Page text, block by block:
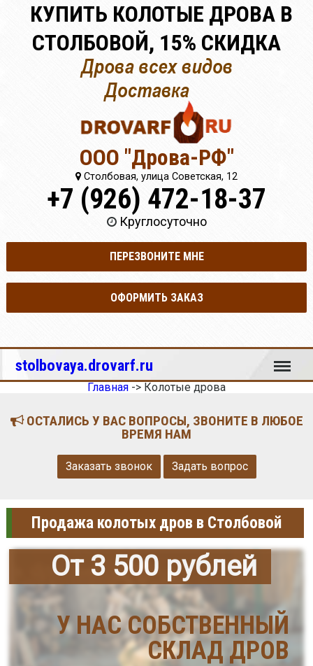
КУПИТЬ КОЛОТЫЕ ДРОВА В
СТОЛБОВОЙ, 15% СКИДКА
ООО "Дрова-РФ"
Столбовая, улица Советская, 12
+7 (926) 472-18-37
Круглосуточно
ПЕРЕЗВОНИТЕ МНЕ
ОФОРМИТЬ ЗАКАЗ
stolbovaya.drovarf.ru Меню
Главная -> Колотые дрова
ОСТАЛИСЬ У ВАС ВОПРОСЫ, ЗВОНИТЕ В ЛЮБОЕ
ВРЕМЯ НАМ
Заказать звонок Задать вопрос
Продажа колотых дров в Столбовой
От 3 500 рублей
У НАС СОБСТВЕННЫЙ
СКЛАД ДРОВ